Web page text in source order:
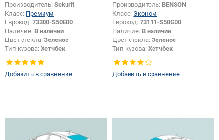
Производитель: Sekurit
Класс: Премиум
Еврокод: 73300-S50E00
Наличие: В наличии
Цвет стекла: Зеленое
Тип кузова: Хетчбек
правое
Добавить в сравнение
Производитель: BENSON
Класс: Эконом
Еврокод:73111-S50G00
Наличие: В наличии
Цвет стекла:Зеленое
Тип кузова:Хетчбек
Добавить в сравнение